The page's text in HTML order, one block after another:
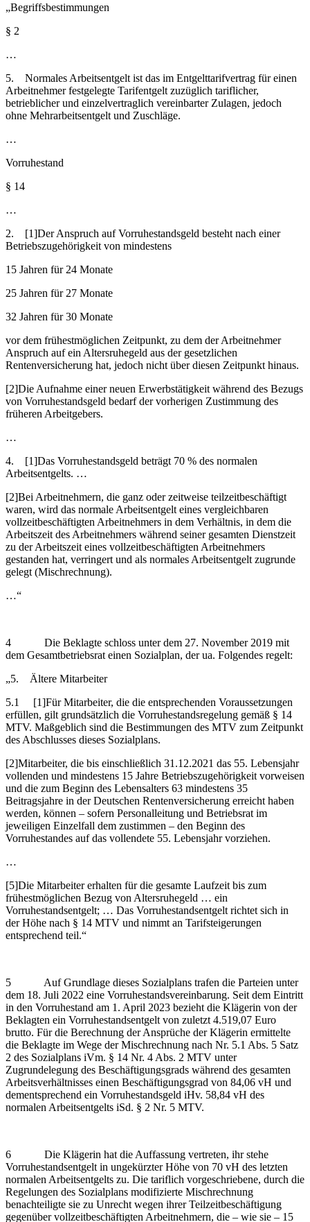
„Begriffsbestimmungen
§ 2
…
5. Normales Arbeitsentgelt ist das im Entgelttarifvertrag für einen
Arbeitnehmer festgelegte Tarifentgelt zuzüglich tariflicher,
betrieblicher und einzelvertraglich vereinbarter Zulagen, jedoch
ohne Mehrarbeitsentgelt und Zuschläge.
…
Vorruhestand
§ 14
…
2. [1]Der Anspruch auf Vorruhestandsgeld besteht nach einer
Betriebszugehörigkeit von mindestens
15 Jahren für 24 Monate
25 Jahren für 27 Monate
32 Jahren für 30 Monate
vor dem frühestmöglichen Zeitpunkt, zu dem der Arbeitnehmer
Anspruch auf ein Altersruhegeld aus der gesetzlichen
Rentenversicherung hat, jedoch nicht über diesen Zeitpunkt hinaus.
[2]Die Aufnahme einer neuen Erwerbstätigkeit während des Bezugs
von Vorruhestandsgeld bedarf der vorherigen Zustimmung des
früheren Arbeitgebers.
…
4. [1]Das Vorruhestandsgeld beträgt 70 % des normalen
Arbeitsentgelts. …
[2]Bei Arbeitnehmern, die ganz oder zeitweise teilzeitbeschäftigt
waren, wird das normale Arbeitsentgelt eines vergleichbaren
vollzeitbeschäftigten Arbeitnehmers in dem Verhältnis, in dem die
Arbeitszeit des Arbeitnehmers während seiner gesamten Dienstzeit
zu der Arbeitszeit eines vollzeitbeschäftigten Arbeitnehmers
gestanden hat, verringert und als normales Arbeitsentgelt zugrunde
gelegt (Mischrechnung).
…“
4 Die Beklagte schloss unter dem 27. November 2019 mit
dem Gesamtbetriebsrat einen Sozialplan, der ua. Folgendes regelt:
„5. Ältere Mitarbeiter
5.1 [1]Für Mitarbeiter, die die entsprechenden Voraussetzungen
erfüllen, gilt grundsätzlich die Vorruhestandsregelung gemäß § 14
MTV. Maßgeblich sind die Bestimmungen des MTV zum Zeitpunkt
des Abschlusses dieses Sozialplans.
[2]Mitarbeiter, die bis einschließlich 31.12.2021 das 55. Lebensjahr
vollenden und mindestens 15 Jahre Betriebszugehörigkeit vorweisen
und die zum Beginn des Lebensalters 63 mindestens 35
Beitragsjahre in der Deutschen Rentenversicherung erreicht haben
werden, können – sofern Personalleitung und Betriebsrat im
jeweiligen Einzelfall dem zustimmen – den Beginn des
Vorruhestandes auf das vollendete 55. Lebensjahr vorziehen.
…
[5]Die Mitarbeiter erhalten für die gesamte Laufzeit bis zum
frühestmöglichen Bezug von Altersruhegeld … ein
Vorruhestandsentgelt; … Das Vorruhestandsentgelt richtet sich in
der Höhe nach § 14 MTV und nimmt an Tarifsteigerungen
entsprechend teil.“
5 Auf Grundlage dieses Sozialplans trafen die Parteien unter
dem 18. Juli 2022 eine Vorruhestandsvereinbarung. Seit dem Eintritt
in den Vorruhestand am 1. April 2023 bezieht die Klägerin von der
Beklagten ein Vorruhestandsentgelt von zuletzt 4.519,07 Euro
brutto. Für die Berechnung der Ansprüche der Klägerin ermittelte
die Beklagte im Wege der Mischrechnung nach Nr. 5.1 Abs. 5 Satz
2 des Sozialplans iVm. § 14 Nr. 4 Abs. 2 MTV unter
Zugrundelegung des Beschäftigungsgrads während des gesamten
Arbeitsverhältnisses einen Beschäftigungsgrad von 84,06 vH und
dementsprechend ein Vorruhestandsgeld iHv. 58,84 vH des
normalen Arbeitsentgelts iSd. § 2 Nr. 5 MTV.
6 Die Klägerin hat die Auffassung vertreten, ihr stehe
Vorruhestandsentgelt in ungekürzter Höhe von 70 vH des letzten
normalen Arbeitsentgelts zu. Die tariflich vorgeschriebene, durch die
Regelungen des Sozialplans modifizierte Mischrechnung
benachteiligte sie zu Unrecht wegen ihrer Teilzeitbeschäftigung
gegenüber vollzeitbeschäftigten Arbeitnehmern, die – wie sie – 15